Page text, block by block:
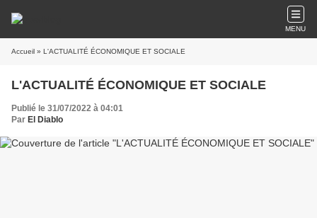
MENU
Accueil » L'ACTUALITÉ ÉCONOMIQUE ET SOCIALE
L'ACTUALITÉ ÉCONOMIQUE ET SOCIALE
Publié le 31/07/2022 à 04:01
Par El Diablo